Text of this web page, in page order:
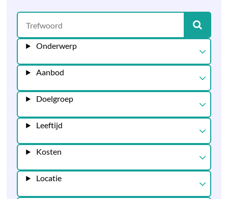
Onderwerp
Aanbod
Doelgroep
Leeftijd
Kosten
Locatie